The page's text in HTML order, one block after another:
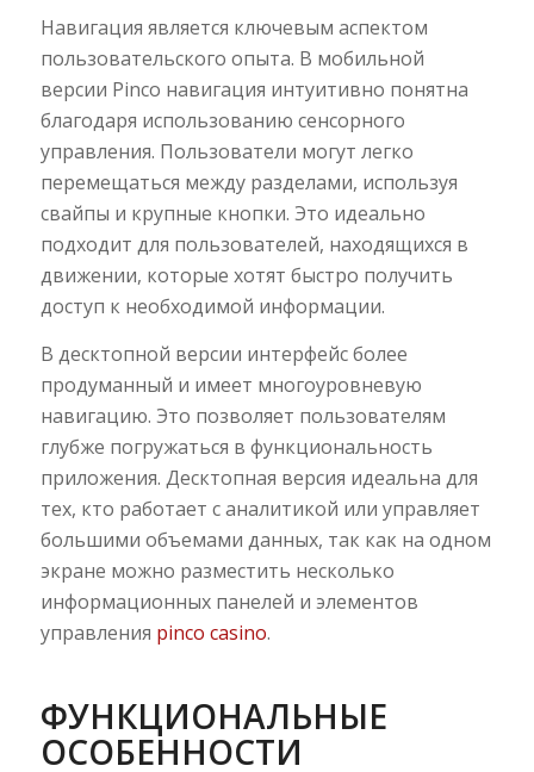
Навигация является ключевым аспектом
пользовательского опыта. В мобильной
версии Pinco навигация интуитивно понятна
благодаря использованию сенсорного
управления. Пользователи могут легко
перемещаться между разделами, используя
свайпы и крупные кнопки. Это идеально
подходит для пользователей, находящихся в
движении, которые хотят быстро получить
доступ к необходимой информации.
В десктопной версии интерфейс более
продуманный и имеет многоуровневую
навигацию. Это позволяет пользователям
глубже погружаться в функциональность
приложения. Десктопная версия идеальна для
тех, кто работает с аналитикой или управляет
большими объемами данных, так как на одном
экране можно разместить несколько
информационных панелей и элементов
управления pinco casino.
ФУНКЦИОНАЛЬНЫЕ
ОСОБЕННОСТИ